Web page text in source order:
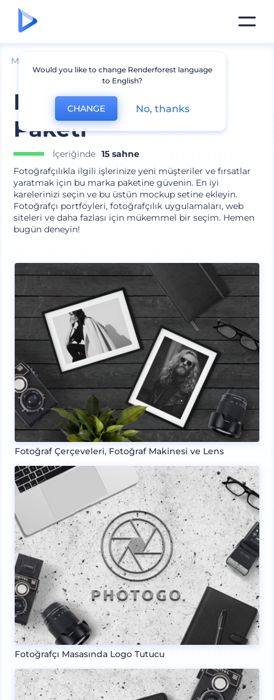
Mockuplar
Fotoğrafçı Marka
Paketi
İçeriğinde 15 sahne
Fotoğrafçılıkla ilgili işlerinize yeni müşteriler ve fırsatlar
yaratmak için bu marka paketine güvenin. En iyi
karelerinizi seçin ve bu üstün mockup setine ekleyin.
Fotoğrafçı portföyleri, fotoğrafçılık uygulamaları, web
siteleri ve daha fazlası için mükemmel bir seçim. Hemen
bugün deneyin!
Fotoğraf Çerçeveleri, Fotoğraf Makinesi ve Lens
Fotoğrafçı Masasında Logo Tutucu
Would you like to change Renderforest language
to English?
CHANGE No, thanks